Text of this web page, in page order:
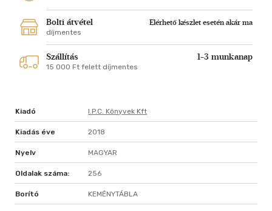
Bolti átvétel
Elérhető készlet esetén akár ma
díjmentes
Szállítás 1-3 munkanap
15 000 Ft felett díjmentes
Kiadó I.p.c. Könyvek Kft
Kiadás éve 2018
Nyelv MAGYAR
Oldalak száma: 256
Borító KEMÉNYTÁBLA